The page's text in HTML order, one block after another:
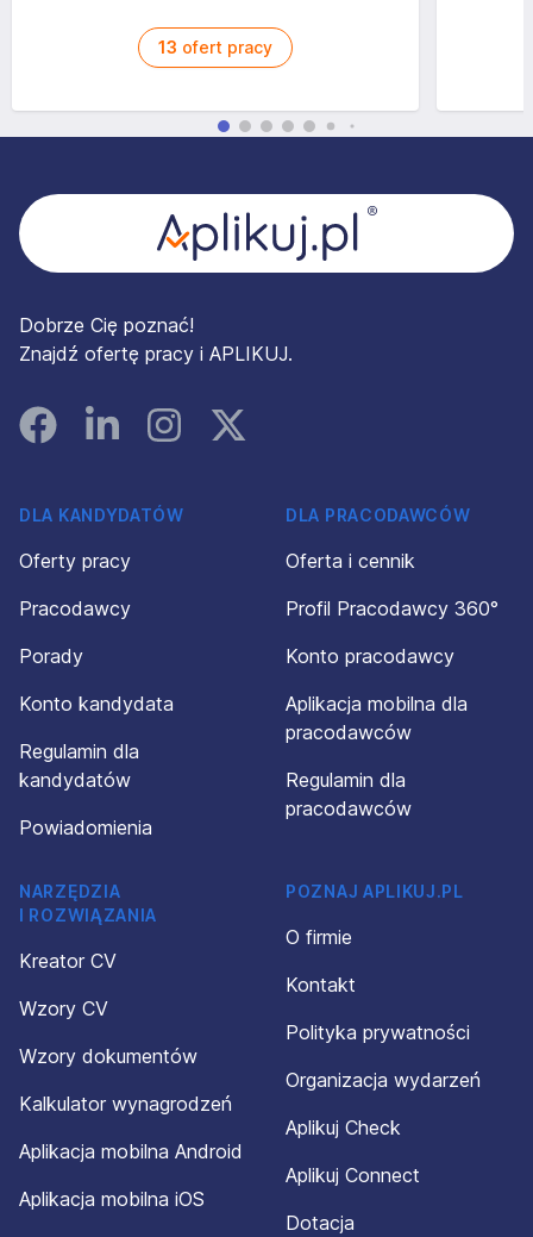
13 ofert pracy
Dobrze Cię poznać!
Znajdź ofertę pracy i APLIKUJ.
FacebookLinked InInstagramInstagram
DLA KANDYDATÓW
Oferty pracy
Pracodawcy
Porady
Konto kandydata
Regulamin dla
kandydatów
Powiadomienia
DLA PRACODAWCÓW
Oferta i cennik
Profil Pracodawcy 360°
Konto pracodawcy
Aplikacja mobilna dla
pracodawców
Regulamin dla
pracodawców
NARZĘDZIA
I ROZWIĄZANIA
Kreator CV
Wzory CV
Wzory dokumentów
Kalkulator wynagrodzeń
Aplikacja mobilna Android
Aplikacja mobilna iOS
POZNAJ APLIKUJ.PL
O firmie
Kontakt
Polityka prywatności
Organizacja wydarzeń
Aplikuj Check
Aplikuj Connect
Dotacja